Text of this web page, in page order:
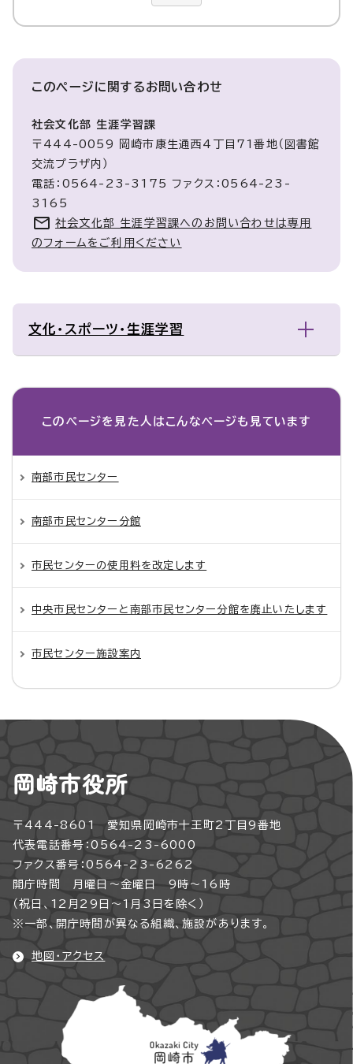
このページに関するお問い合わせ
社会文化部 生涯学習課
〒444-0059 岡崎市康生通西4丁目71番地（図書館
交流プラザ内）
電話：0564-23-3175 ファクス：0564-23-
3165
社会文化部 生涯学習課へのお問い合わせは専用
のフォームをご利用ください
文化・スポーツ・生涯学習
このページを見た人は こんなページも見ています
南部市民センター
南部市民センター分館
市民センターの使用料を改定します
中央市民センターと南部市民センター分館を廃止いたします
市民センター施設案内
岡崎市役所
〒444-8601 愛知県岡崎市十王町2丁目9番地
代表電話番号：0564-23-6000
ファクス番号：0564-23-6262
開庁時間 月曜日～金曜日 9時～16時
（祝日、12月29日～1月3日を除く）
※一部、開庁時間が異なる組織、施設があります。
地図・アクセス